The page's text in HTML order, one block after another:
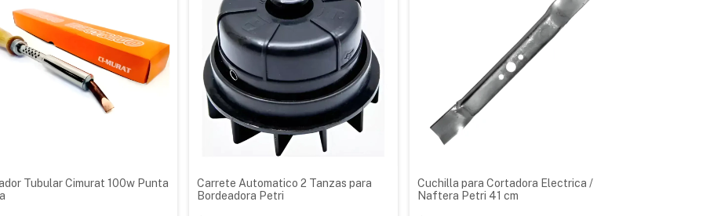
Tubular Cimurat 100w Punta
Carrete Automatico 2 Tanzas para
Bordeadora Petri
Cuchilla para Cortadora Electrica /
Naftera Petri 41 cm